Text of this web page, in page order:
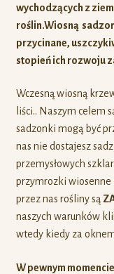
wychodzących z
roślin.Wiosną
przycinane,
stopień ich rozwoju
Wczesną wiosną
liści.. Naszym celem
sadzonki mogą być
nas nie dostajesz
przemysłowych
przymrozki wiosenne
przez nas rośliny są
naszych warunków
wtedy kiedy za
W pewnym